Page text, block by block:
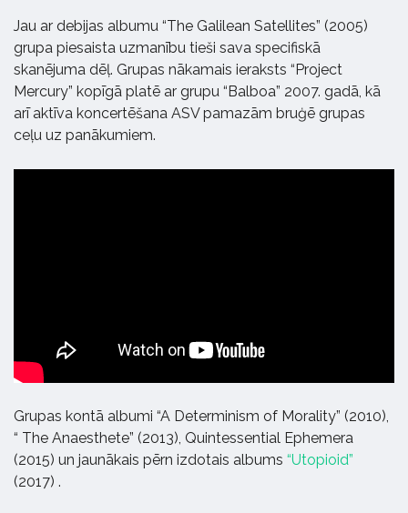
Jau ar debijas albumu “The Galilean Satellites” (2005)
grupa piesaista uzmanību tieši sava specifiskā
skanējuma dēļ. Grupas nākamais ieraksts “Project
Mercury” kopīgā platē ar grupu “Balboa” 2007. gadā, kā
arī aktīva koncertēšana ASV pamazām bruģē grupas
ceļu uz panākumiem.
Grupas kontā albumi “A Determinism of Morality” (2010),
“ The Anaesthete” (2013), Quintessential Ephemera
(2015) un jaunākais pērn izdotais albums “Utopioid”
(2017) .